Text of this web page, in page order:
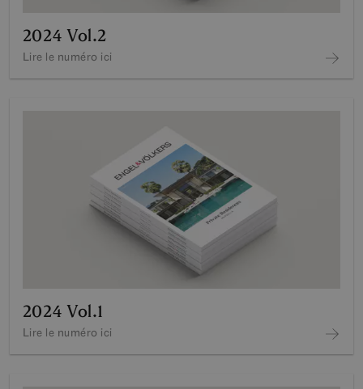
2024 Vol.2
Lire le numéro ici
2024 Vol.1
Lire le numéro ici